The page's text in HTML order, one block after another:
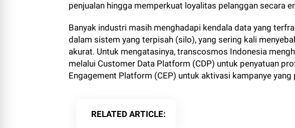
penjualan hingga memperkuat loyalitas pelanggan secara
Banyak industri masih menghadapi kendala data yang
dalam sistem yang terpisah (silo), yang sering kali
akurat. Untuk mengatasinya, transcosmos Indonesia
melalui Customer Data Platform (CDP) untuk penyatuan
Engagement Platform (CEP) untuk aktivasi kampanye
RELATED ARTICLE